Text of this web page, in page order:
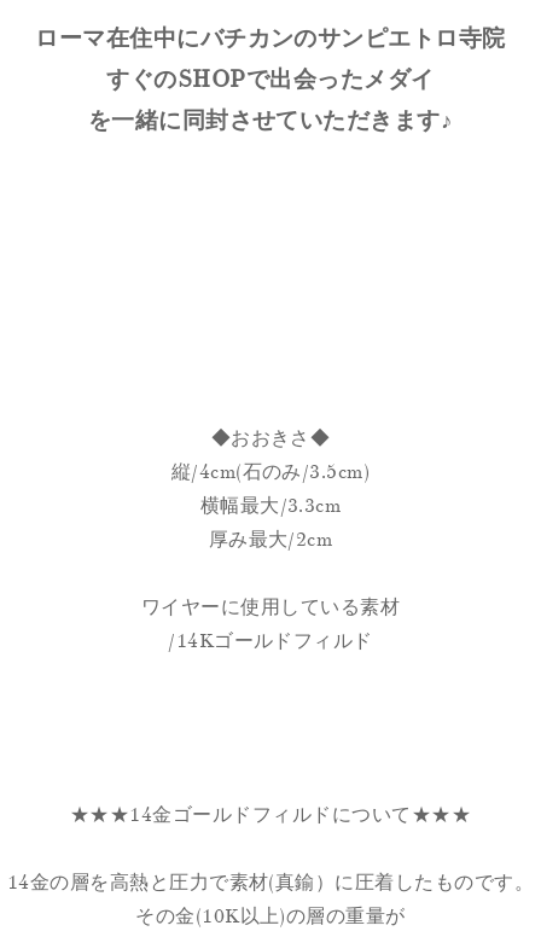
ローマ在住中にバチカンのサンピエトロ寺院
すぐのSHOPで出会ったメダイ
を一緒に同封させていただきます♪
◆おおきさ◆
縦/4cm(石のみ/3.5cm)
横幅最大/3.3cm
厚み最大/2cm
ワイヤーに使用している素材
/14Kゴールドフィルド
★★★14金ゴールドフィルドについて★★★
14金の層を高熱と圧力で素材(真鍮）に圧着したものです。
その金(10K以上)の層の重量が